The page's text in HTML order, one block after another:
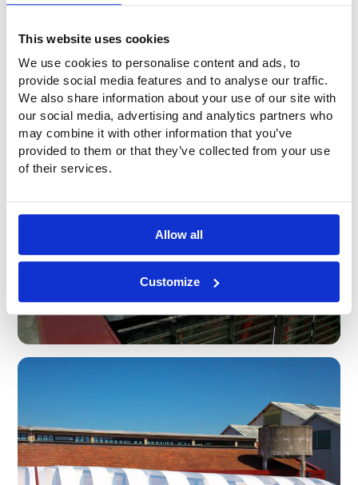
This website uses cookies
We use cookies to personalise content and ads, to
provide social media features and to analyse our traffic.
We also share information about your use of our site with
our social media, advertising and analytics partners who
may combine it with other information that you’ve
provided to them or that they’ve collected from your use
of their services.
Allow all
Customize